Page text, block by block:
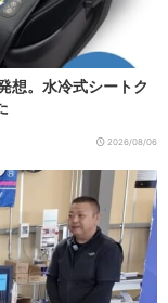
想。水冷式シートク
2026/08/06